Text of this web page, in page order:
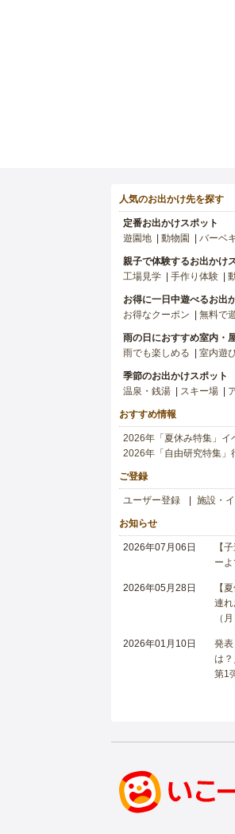
人気のお出かけ先を探す
定番お出かけスポット
遊園地
動物園 バーベ
親子で体験するお出かけ
工場見学
手作り体験
お得に一日中遊べるお出
お得なクーポン
無料で
雨の日におすすめ室内・
雨でも楽しめる
室内遊
季節のお出かけスポット
温泉・銭湯
スキー場
おすすめ情報
2026年「夏休み特集」イ
2026年「自由研究特集」
ご登録
ユーザー登録 施設・
お知らせ
2026年07月06日
【
ー
2026年05月28日
【
連
（
2026年01月10日
発
は
第1